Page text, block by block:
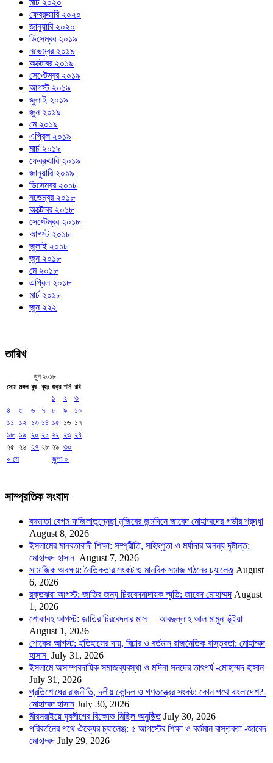
ফেব্রুয়ারি ২০২০
জানুয়ারি ২০২০
ডিসেম্বর ২০১৯
নভেম্বর ২০১৯
অক্টোবর ২০১৯
সেপ্টেম্বর ২০১৯
আগস্ট ২০১৯
জুলাই ২০১৯
জুন ২০১৯
মে ২০১৯
এপ্রিল ২০১৯
মার্চ ২০১৯
ফেব্রুয়ারি ২০১৯
জানুয়ারি ২০১৯
ডিসেম্বর ২০১৮
নভেম্বর ২০১৮
অক্টোবর ২০১৮
সেপ্টেম্বর ২০১৮
আগস্ট ২০১৮
জুলাই ২০১৮
জুন ২০১৮
মে ২০১৮
এপ্রিল ২০১৮
মার্চ ২০১৮
জুন ২২২
তারিখ
জুন ২০১৮
সোম মঙ্গল বুধ বৃহঃ শুক্র শনি রবি
« মে জুলা »
১ ২
৩
৪
৫ ৬ ৭ ৮ ৯
১০
১১
১২ ১৩ ১৪ ১৫ ১৬ ১৭
১৮ ১৯ ২০ ২১ ২২ ২৩ ২৪
২৫ ২৬ ২৭ ২৮ ২৯ ৩০
সাম্প্রতিক সংবাদ
বঙ্গমাতা বেগম ফজিলাতুন্নেছা মুজিবের জন্মদিনে জাবেদ মোহাম্মদের গভীর শ্রদ্ধা
August 8, 2026
ইসলামের মানবতাবাদী শিক্ষা: সম্প্রীতি, সহিষ্ণুতা ও মর্যাদার অনন্য দৃষ্টান্ত:
মোহাম্মদ হাসান August 7, 2026
সামাজিক অবক্ষয়: নৈতিকতার সংকট ও মানবিক সমাজ গঠনের চ্যালেঞ্জ August
6, 2026
রক্তঝরা আগস্ট: জাতির জন্য চিরবেদনাদায়ক স্মৃতি: জাবেদ মোহাম্মদ August
1, 2026
শোকাবহ আগস্ট: জাতির চিরবেদনার মাস— আবদুল্লাহ আল মামুন ভূঁইয়া
August 1, 2026
শোকের আগস্ট: ইতিহাসের দায়, বিচার ও বর্তমান রাজনৈতিক বাস্তবতা: মোহাম্মদ
হাসান July 31, 2026
ইসলামে অসাম্প্রদায়িক সমাজব্যবস্থা ও মদিনা সনদের তাৎপর্য -মোহাম্মদ হাসান
July 31, 2026
প্রতিশোধের রাজনীতি, দলীয় কোন্দল ও গণতন্ত্রের সংকট: কোন পথে বাংলাদেশ?-
মোহাম্মদ হাসান July 30, 2026
মীরসরাইয়ে যুবলীগের বিক্ষোভ মিছিল অনুষ্ঠিত July 30, 2026
পরিবর্তনের পথে ঐক্যের চ্যালেঞ্জ: ৫ আগস্টের শিক্ষা ও বর্তমান বাস্তবতা -জাবেদ
মোহাম্মদ July 29, 2026